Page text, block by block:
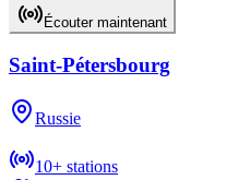
Écouter maintenant
Saint-Pétersbourg
Russie
10+ stations